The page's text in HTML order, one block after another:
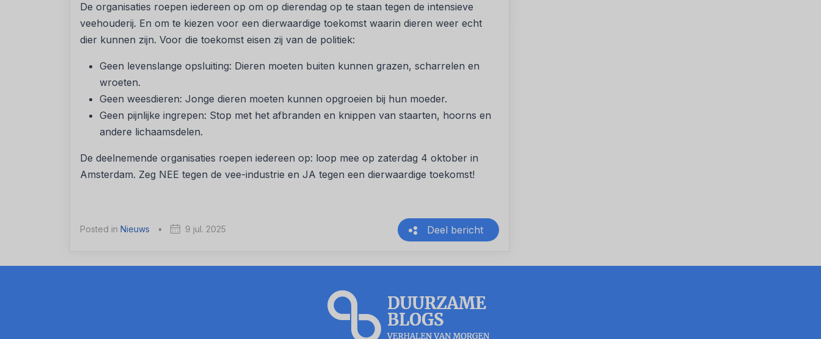
De organisaties roepen iedereen op om op dierendag op te staan tegen de intensieve
veehouderij. En om te kiezen voor een dierwaardige toekomst waarin dieren weer echt
dier kunnen zijn. Voor die toekomst eisen zij van de politiek:
Geen levenslange opsluiting: Dieren moeten buiten kunnen grazen, scharrelen en
wroeten.
Geen weesdieren: Jonge dieren moeten kunnen opgroeien bij hun moeder.
Geen pijnlijke ingrepen: Stop met het afbranden en knippen van staarten, hoorns en
andere lichaamsdelen.
De deelnemende organisaties roepen iedereen op: loop mee op zaterdag 4 oktober in
Amsterdam. Zeg NEE tegen de vee-industrie en JA tegen een dierwaardige toekomst!
Posted in Nieuws • 9 jul. 2025 Deel bericht